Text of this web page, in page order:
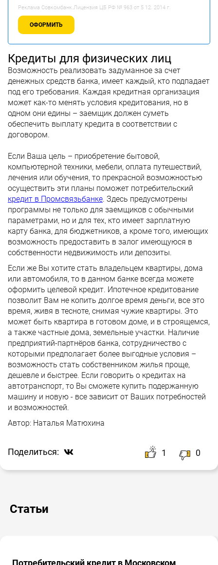
Реклама Совкомбанк.Лицензия ЦБ РФ № 963 от 5 12. 2014 г.
ОФОРМИТЬ
Кредиты для физических лиц
Возможность реализовать задуманное за счет
денежных средств банка, имеет каждый, кто подпадает
под его требования. Каждая кредитная организация
может как-то менять условия кредитования, но в
одном они едины – заемщик должен суметь
обеспечить выплату кредита в соответствии с
договором.
Если Ваша цель – приобретение бытовой,
компьютерной техники, мебели, оплата путешествий,
лечения или обучения, то прекрасной возможностью
осуществить эти планы поможет потребительский
кредит в Промсвязьбанке. Здесь предусмотрены
программы не только для заемщиков с обычными
параметрами, но и для тех, кто имеет зарплатную
карту банка, для бюджетников, а кроме того, имеющих
возможность предоставить в залог имеющуюся в
собственности недвижимость или депозиты.
Если же Вы хотите стать владельцем квартиры, дома
или автомобиля, то в данном банке всегда можете
оформить целевой кредит. Ипотечное кредитование
позволит Вам не копить долгое время деньги, все это
время, живя в тесноте, снимая чужие квартиры. Это
может быть квартира в готовом доме, и в строящемся,
а также частные дома, земельные участки. Наличие
предприятий-партнёров банка, сотрудничество с
которыми предполагает более выгодные условия –
возможность стать собственником жилья проще,
дешевле и быстрее. Если говорить о кредитах на
автотранспорт, то Вы сможете купить подержанную
машину и новую - все зависит от Ваших потребностей
и возможностей.
Автор: Наталья Матюхина
Поделиться: 1 0
Статьи
Потребительский кредит в Московском